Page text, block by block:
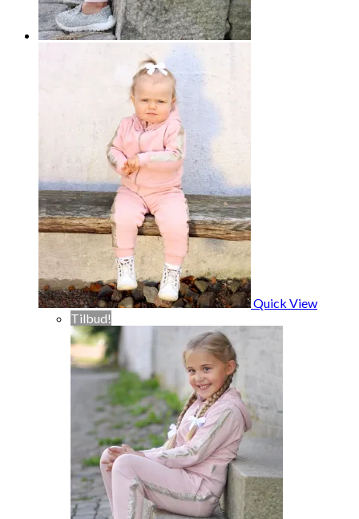
Quick View
Tilbud!